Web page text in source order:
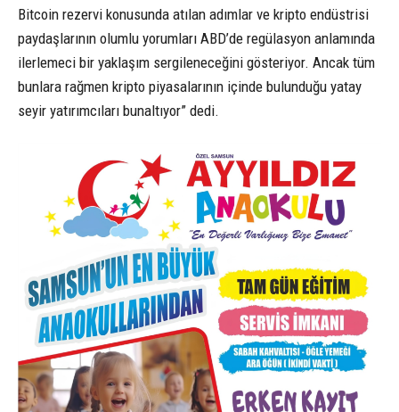
Bitcoin rezervi konusunda atılan adımlar ve kripto endüstrisi
paydaşlarının olumlu yorumları ABD’de regülasyon anlamında
ilerlemeci bir yaklaşım sergileneceğini gösteriyor. Ancak tüm
bunlara rağmen kripto piyasalarının içinde bulunduğu yatay
seyir yatırımcıları bunaltıyor” dedi.